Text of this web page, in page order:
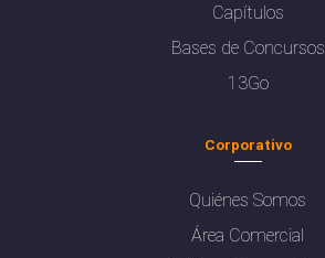
Capítulos
Bases de Concursos
13Go
Corporativo
Quiénes Somos
Área Comercial